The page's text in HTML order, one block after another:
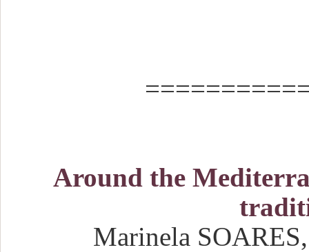
Around the
Marinela